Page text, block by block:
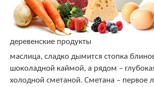
деревенские продукты
маслица, сладко дымится стопка
шоколадной каймой, а рядом –
холодной сметаной. Сметана – первое